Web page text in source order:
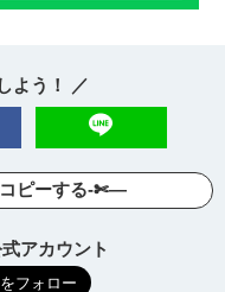
よう！ ／
ピーする-✄—
アカウント